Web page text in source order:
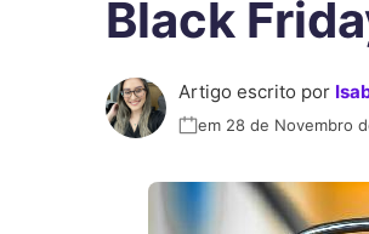
Black
Artigo escrito por
em 28 de Novembro